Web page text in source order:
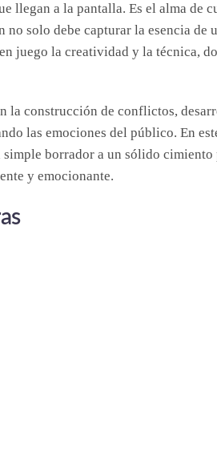
llegan a la pantalla. Es el alma de
solo debe capturar la esencia de
juego la creatividad y la técnica,
la construcción de conflictos,
las emociones del público. En
borrador a un sólido
y emocionante.